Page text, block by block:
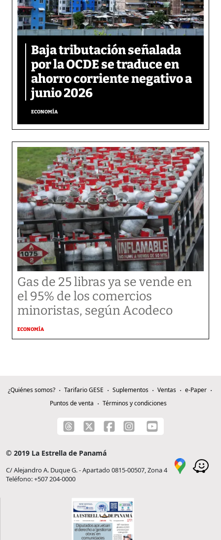
Baja tributación señalada
por la OCDE se traduce en
ahorro corriente negativo a
junio 2026
ECONOMÍA
Gas de 25 libras ya se vende en
el 95% de los comercios
minoristas, según Acodeco
ECONOMÍA
¿Quiénes somos? Tarifario GESE Suplementos Ventas
e-Paper
Puntos de venta
Términos y condiciones
© 2019 La Estrella de Panamá
C/ Alejandro A. Duque G. - Apartado 0815-00507, Zona 4
Teléfono: +507 204-0000